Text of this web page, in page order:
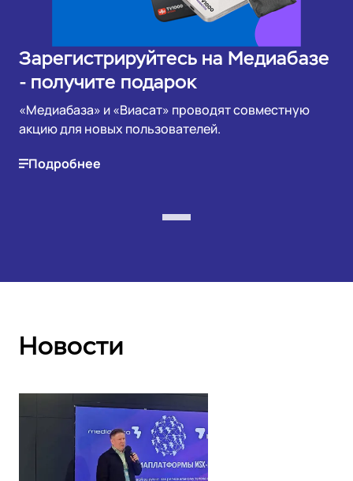
Зарегистрируйтесь на Медиабазе
- получите подарок
«Медиабаза» и «Виасат» проводят совместную
акцию для новых пользователей.
Подробнее
Новости